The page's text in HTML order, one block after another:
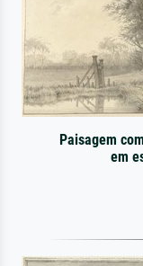
Paisagem
em